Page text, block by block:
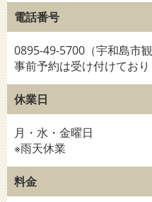
電話番号
0895-49-5700（宇和島市
事前予約は受け付けており
休業日
月・水・金曜日
※雨天休業
料金